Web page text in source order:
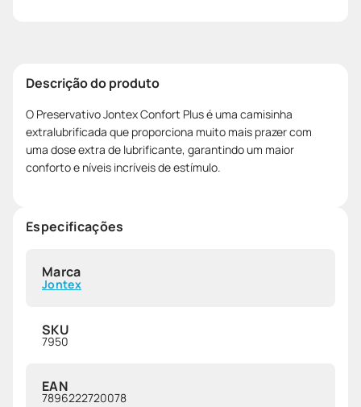
Descrição do produto
O Preservativo Jontex Confort Plus é uma camisinha
extralubrificada que proporciona muito mais prazer com
uma dose extra de lubrificante, garantindo um maior
conforto e níveis incríveis de estímulo.
Especificações
Marca
Jontex
SKU
7950
EAN
7896222720078